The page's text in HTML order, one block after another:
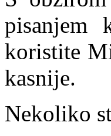
pisanjem
koristite
kasnije.
Nekoliko